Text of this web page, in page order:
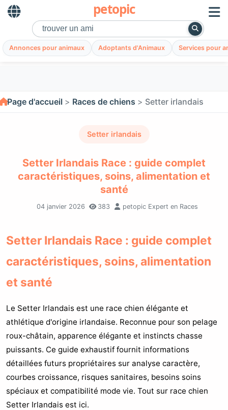
petopic
Annonces pour animaux Adoptants d'Animaux Services pour
Page d'accueil Races de chiens Setter irlandais
Setter irlandais
Setter Irlandais Race : guide complet
caractéristiques, soins, alimentation et
santé
04 janvier 2026 383 petopic Expert en Races
Setter Irlandais Race : guide complet
caractéristiques, soins, alimentation
et santé
Le Setter Irlandais est une race chien élégante et
athlétique d'origine irlandaise. Reconnue pour son pelage
roux-châtain, apparence élégante et instincts chasse
puissants. Ce guide exhaustif fournit informations
détaillées futurs propriétaires sur analyse caractère,
courbes croissance, risques sanitaires, besoins soins
spéciaux et compatibilité mode vie. Tout sur race chien
Setter Irlandais est ici.